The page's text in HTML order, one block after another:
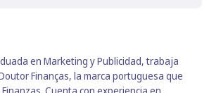
en Marketing y Publicidad, trabaja
Finanças, la marca portuguesa que